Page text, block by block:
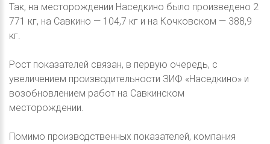
Так, на месторождении Наседкино было произведено 2
771 кг, на Савкино — 104,7 кг и на Кочковском — 388,9
кг.
Рост показателей связан, в первую очередь, с
увеличением производительности ЗИФ «Наседкино» и
возобновлением работ на Савкинском
месторождении.
Помимо производственных показателей, компания